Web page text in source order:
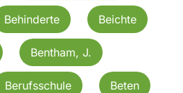
Behinderte Beichte
Bentham, J.
Berufsschule Beten